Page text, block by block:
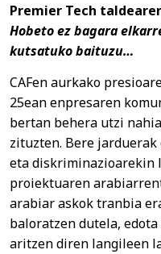
Premier Tech
Hobeto ez bagara
kutsatuko baituzu…
CAFen aurkako
25ean enpresaren
bertan behera utzi
zituzten. Bere
eta diskriminazioarekin
proiektuaren
arabiar askok tranbia
baloratzen dutela,
aritzen diren langileen